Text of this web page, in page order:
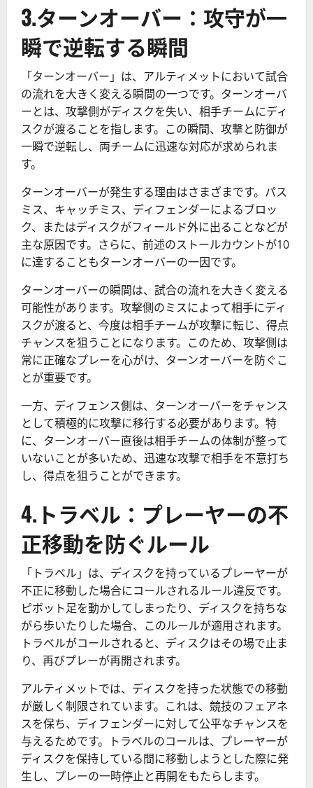
3.ターンオーバー：攻守が一
瞬で逆転する瞬間
「ターンオーバー」は、アルティメットにおいて試合
の流れを大きく変える瞬間の一つです。ターンオーバ
ーとは、攻撃側がディスクを失い、相手チームにディ
スクが渡ることを指します。この瞬間、攻撃と防御が
一瞬で逆転し、両チームに迅速な対応が求められま
す。
ターンオーバーが発生する理由はさまざまです。パス
ミス、キャッチミス、ディフェンダーによるブロッ
ク、またはディスクがフィールド外に出ることなどが
主な原因です。さらに、前述のストールカウントが10
に達することもターンオーバーの一因です。
ターンオーバーの瞬間は、試合の流れを大きく変える
可能性があります。攻撃側のミスによって相手にディ
スクが渡ると、今度は相手チームが攻撃に転じ、得点
チャンスを狙うことになります。このため、攻撃側は
常に正確なプレーを心がけ、ターンオーバーを防ぐこ
とが重要です。
一方、ディフェンス側は、ターンオーバーをチャンス
として積極的に攻撃に移行する必要があります。特
に、ターンオーバー直後は相手チームの体制が整って
いないことが多いため、迅速な攻撃で相手を不意打ち
し、得点を狙うことができます。
4.トラベル：プレーヤーの不
正移動を防ぐルール
「トラベル」は、ディスクを持っているプレーヤーが
不正に移動した場合にコールされるルール違反です。
ピボット足を動かしてしまったり、ディスクを持ちな
がら歩いたりした場合、このルールが適用されます。
トラベルがコールされると、ディスクはその場で止ま
り、再びプレーが再開されます。
アルティメットでは、ディスクを持った状態での移動
が厳しく制限されています。これは、競技のフェアネ
スを保ち、ディフェンダーに対して公平なチャンスを
与えるためです。トラベルのコールは、プレーヤーが
ディスクを保持している間に移動しようとした際に発
生し、プレーの一時停止と再開をもたらします。